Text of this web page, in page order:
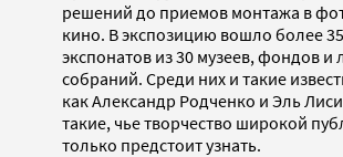
решений до приемов монтажа в
кино. В экспозицию вошло более
экспонатов из 30 музеев, фондов и
собраний. Среди них и такие
как Александр Родченко и Эль
такие, чье творчество широкой
только предстоит узнать.